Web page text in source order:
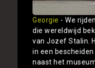
Georgie - We
die wereldwijd
van Jozef Stalin.
in een
naast het